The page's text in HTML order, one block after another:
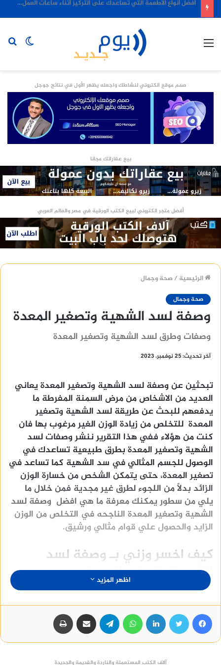
أفضل أنواع الأطعمة التي تساعدك على التركيز أثناء ساعات العمل الطويلة
الوضع
صمم موقع الكتروني لنشاطك واجعله يظهر الأول في نتائج جوجل
بيع عقاراتك مجانا
أفضل متجر الكتروني لبيع الكتب الورقية في مصر والعالم العربي
الرئيسية /صحة وجمال
صحة وجمال
وصفة لسد الشهية وتصغير المعدة
وصفات وطرق لسد الشهية وتصغير المعدة
آخر تحديث: 25 نوفمبر، 2023
تبحثين عن وصفة لسد الشهية وتصغير المعدة يعاني
العديد من الاشخاص من مرض السمنة المفرطة ما
يدفعهم للبحث عن طريقة لسد الشهية وتصغير
المعدة للتخلص من زيادة الوزن الغير مرغوب بها فان
كنت من هؤلاء ففي هذا التقرير ننشر وصفات لسد
الشهية وتصغير المعدة بطرق طبيعية تساعدك في
الوصول للجسم المثالي في سد الشهية كما تساعد في
تصغير المعدة، حتى يتمكن الشخص من خسارة الوزن
الزائد بدلًا من اللجوء لطرق غير مجدية فمن خلال ما
يلي من سطور يمكنك معرفة ما هي افضل وصفة لسد
الشهية وتصغير المعدة الناجحه في التخلص من الوزن
الزايد والحصول علي قوام مثالي ورشيق.
كيف اخسر وزني بـ وصفة لسد
الشهية وتصغير المعدة
بالالتزام بنمط حياة صحي ومتوازن يشمل الأطعمة
الصحية واتباع بعض وصفات لسد الشهية وتصغير
المعدة لاموصوفة من قبل الطبيب مع ممارسة التمارين
الرياضية والنوم الكافي لتحقيق النتائج المرجوة في
خسارة الوزن الزائد، كما يوجد العديد من العوامل التي
اظهر المزيد
آلاف الكتب المستعملة والناردة والقديمة والجديدة